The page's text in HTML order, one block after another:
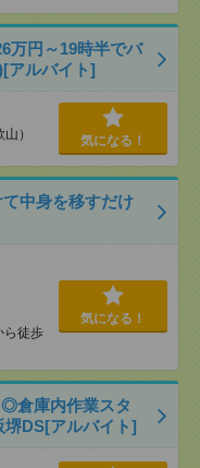
万円～19時半でバ
アルバイト]
） 気になる！
中身を移すだけ
ら徒歩
気になる！
倉庫内作業スタ
堺DS[アルバイト]